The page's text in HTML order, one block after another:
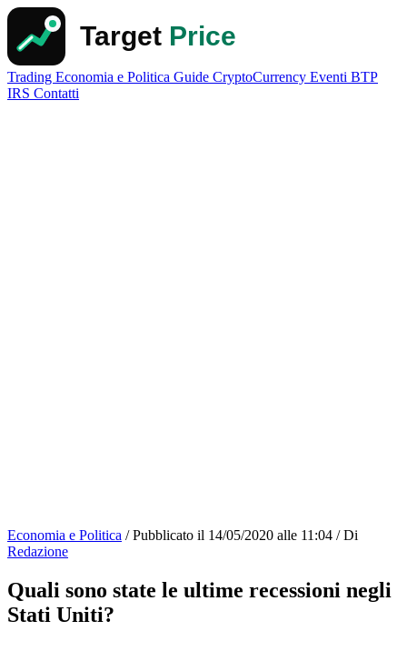
Trading Economia e Politica Guide CryptoCurrency Eventi BTP
IRS Contatti
Economia e Politica / Pubblicato il 14/05/2020 alle 11:04 / Di
Redazione
Quali sono state le ultime recessioni negli
Stati Uniti?